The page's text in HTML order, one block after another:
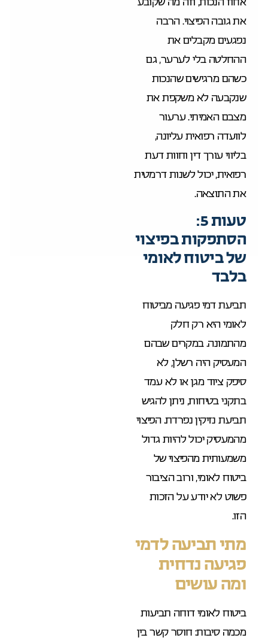
את גובה הפיצוי. הרבה
נפגעים מקבלים את
ההחלטה בלי לערער, גם
כשהם מרגישים שהנכות
שנקבעה לא משקפת את
מצבם האמיתי. ערעור
לוועדה רפואית עליונה,
בליווי עורך דין וחוות דעת
רפואית, יכול לשנות דרמטית
את התוצאה.
טעות 5:
הסתפקות בפיצוי
של ביטוח לאומי
בלבד
תביעת דמי פגיעה מביטוח
לאומי היא רק חלק
מהתמונה. במקרים שבהם
המעסיק היה רשלן, לא
סיפק ציוד מגן או לא עמד
בתקני בטיחות, ניתן להגיש
תביעת נזיקין נפרדת. הפיצוי
מהמעסיק יכול להיות גדול
משמעותית מהפיצוי של
ביטוח לאומי, ורוב הציבור
פשוט לא יודע על הזכות
הזו.
מתי תביעה לדמי
פגיעה נדחית
ומה עושים
ביטוח לאומי דוחה תביעות
מכמה סיבות: חוסר קשר בין